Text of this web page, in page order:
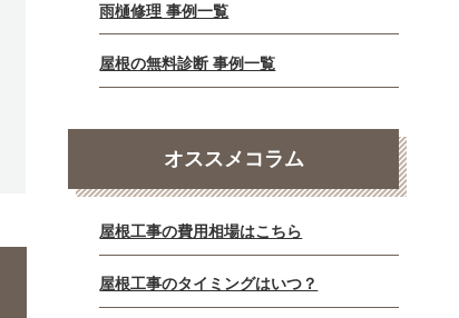
雨樋修理 事例一覧
屋根の無料診断 事例一覧
オススメコラム
屋根工事の費用相場はこちら
屋根工事のタイミングはいつ？